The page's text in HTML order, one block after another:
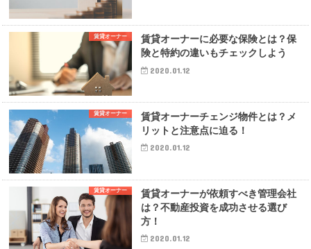
賃貸オーナー
賃貸オーナーに必要な保険とは？保
険と特約の違いもチェックしよう
2020.01.12
賃貸オーナー
賃貸オーナーチェンジ物件とは？メ
リットと注意点に迫る！
2020.01.12
賃貸オーナー
賃貸オーナーが依頼すべき管理会社
は？不動産投資を成功させる選び
方！
2020.01.12